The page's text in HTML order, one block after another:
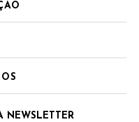
NEWSLETTER